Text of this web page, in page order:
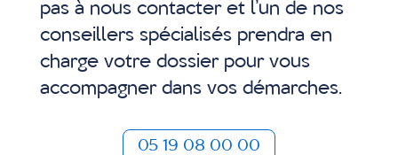
pas à nous contacter et l’un de nos
conseillers spécialisés prendra en
charge votre dossier pour vous
accompagner dans vos démarches.
05 19 08 00 00